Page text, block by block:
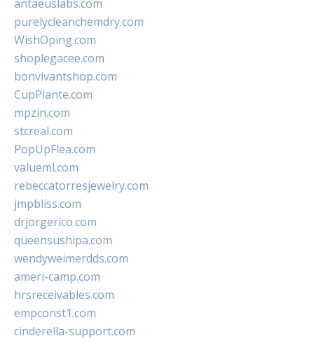
antaeuslabs.com
purelycleanchemdry.com
WishOping.com
shoplegacee.com
bonvivantshop.com
CupPlante.com
mpzin.com
stcreal.com
PopUpFlea.com
valueml.com
rebeccatorresjewelry.com
jmpbliss.com
drjorgerico.com
queensushipa.com
wendyweimerdds.com
ameri-camp.com
hrsreceivables.com
empconst1.com
cinderella-support.com